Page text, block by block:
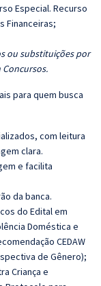
Especial. Recurso
Financeiras;
ou substituições por
para quem busca
com leitura
clara.
e facilita
da banca.
do Edital em
Doméstica e
CEDAW
de Gênero);
Criança e